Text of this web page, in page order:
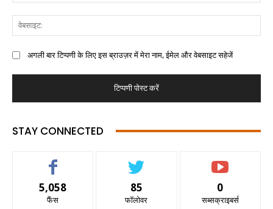
अगली बार टिप्पणी के लिए इस ब्राउज़र में मेरा नाम, ईमेल और वेबसाइट सहेजें
STAY CONNECTED
5,058
फैंस
85
फॉलोवर
0
सब्सक्राइबर्स